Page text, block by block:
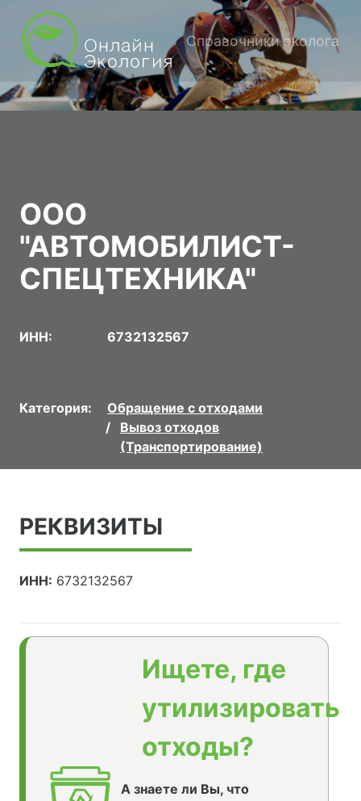
Справочники эколога
ООО
"АВТОМОБИЛИСТ-
СПЕЦТЕХНИКА"
ИНН: 6732132567
Категория:
Обращение с отходами
Вывоз отходов
(Транспортирование)
РЕКВИЗИТЫ
ИНН: 6732132567
Ищете, где
утилизировать
отходы?
А знаете ли Вы, что